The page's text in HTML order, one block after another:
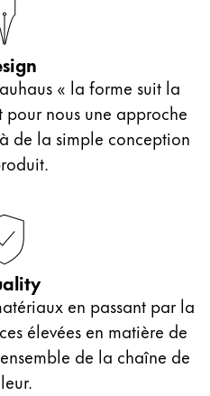
« la forme suit la
nous une approche
de la simple conception
en passant par la
élevées en matière de
de la chaîne de